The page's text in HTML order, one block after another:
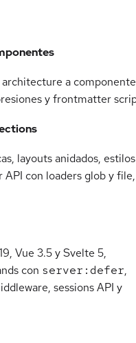
a
y frontmatter
layouts anidados, estilos
con loaders glob y file,
Vue 3.5 y Svelte 5,
con server:defer,
sessions API y